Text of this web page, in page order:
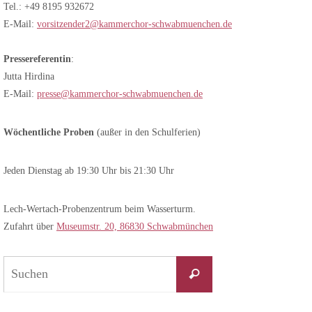
Tel.: +49 8195 932672
E-Mail: vorsitzender2@kammerchor-schwabmuenchen.de
Pressereferentin:
Jutta Hirdina
E-Mail: presse@kammerchor-schwabmuenchen.de
Wöchentliche Proben (außer in den Schulferien)
Jeden Dienstag ab 19:30 Uhr bis 21:30 Uhr
Lech-Wertach-Probenzentrum beim Wasserturm.
Zufahrt über Museumstr. 20, 86830 Schwabmünchen
Suchen